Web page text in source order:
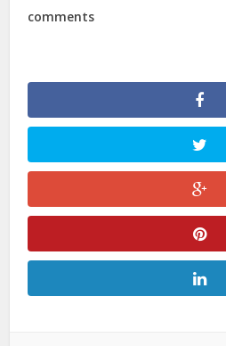
comments